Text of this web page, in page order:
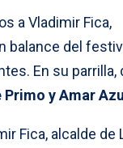
a Vladimir Fica,
balance del
En su
y Amar
Fica, alcalde